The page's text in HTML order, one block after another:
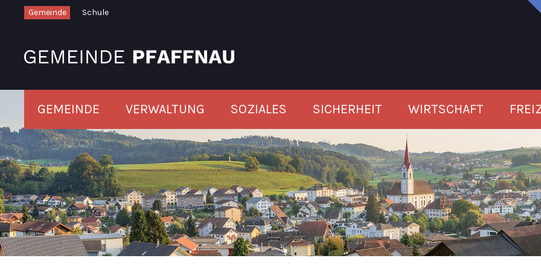
Navigieren in Pfaffnau
Schnellnavigation
Gemeinde Schule
GEMEINDE VERWALTUNG SOZIALES SICHERHEIT WIRTSCHAFT